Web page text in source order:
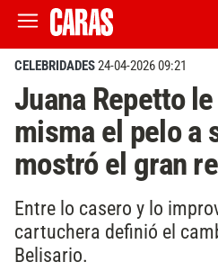
CELEBRIDADES24-04-2026 09:21
Juana Repetto
misma el pelo a
mostró el gran
Entre lo casero y lo
cartuchera definió el
Belisario.